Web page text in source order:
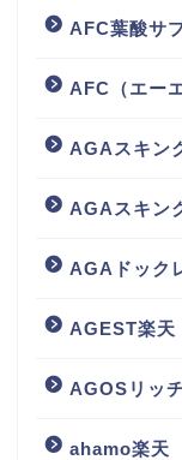
AFC葉酸サ
AFC（エー
AGAスキン
AGAスキン
AGAドック
AGEST楽天
AGOSリッ
ahamo楽天